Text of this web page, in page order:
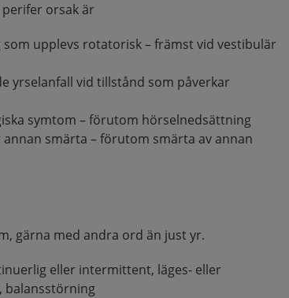
orsak är
upplevs rotatorisk – främst vid vestibulär
yrselanfall vid tillstånd som påverkar
symtom – förutom hörselnedsättning
smärta – förutom smärta av annan
gärna med andra ord än just yr.
eller intermittent, läges- eller
balansstörning